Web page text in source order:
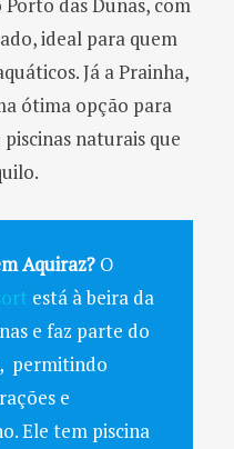
ideal para quem
Já a Prainha,
ótima opção para
naturais que
Aquiraz? O
está à beira da
e faz parte do
permitindo
e
Ele tem piscina